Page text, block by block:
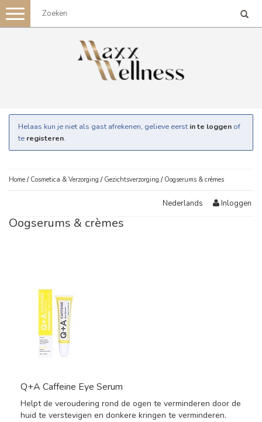
Toggle
navigation
Helaas kun je niet als gast afrekenen, gelieve eerst in te loggen of
te registeren.
Home / Cosmetica & Verzorging / Gezichtsverzorging / Oogserums & crèmes
Nederlands Inloggen
Oogserums & crèmes
Q+A Caffeine Eye Serum
Helpt de veroudering rond de ogen te verminderen door de
huid te verstevigen en donkere kringen te verminderen.